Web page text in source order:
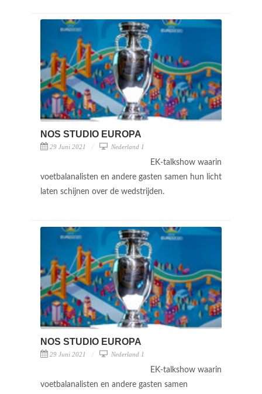
NOS STUDIO EUROPA
29 Juni 2021 Nederland 1
EK-talkshow waarin
voetbalanalisten en andere gasten samen hun licht
laten schijnen over de wedstrijden.
NOS STUDIO EUROPA
29 Juni 2021 Nederland 1
EK-talkshow waarin
voetbalanalisten en andere gasten samen